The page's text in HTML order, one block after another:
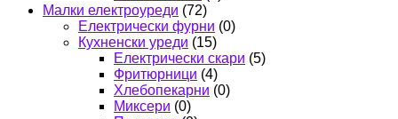
Малки електроуреди (72)
Електрически фурни (0)
Кухненски уреди (15)
Електрически скари (5)
Фритюрници (4)
Хлебопекарни (0)
Миксери (0)